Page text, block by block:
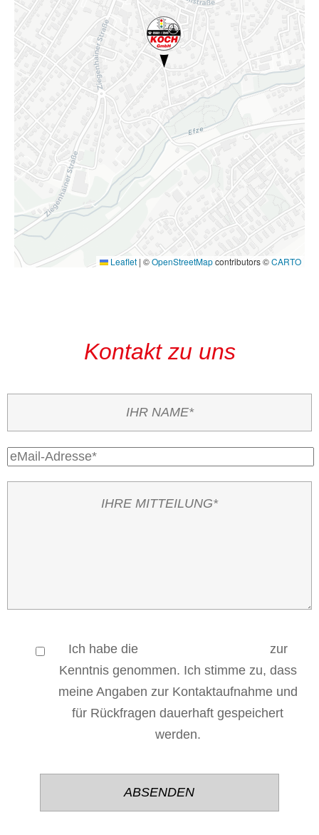
Leaflet | ©OpenStreetMapcontributors ©CARTO
Kontakt zu uns
Ich habe die
zur
Kenntnis genommen. Ich stimme zu, dass
meine Angaben zur Kontaktaufnahme und
für Rückfragen dauerhaft gespeichert
werden.